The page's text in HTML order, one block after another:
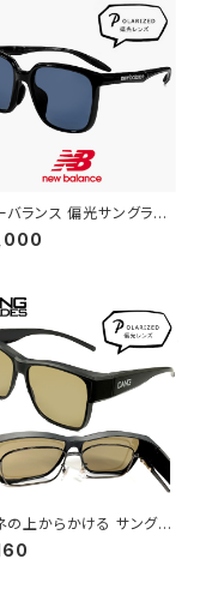
釣り ゴルフ ツーリング 自
車 運転用 メンズ レディー
セックス uvカット
バランス 偏光サングラス
c01p 偏光 スポー
グラス New Balance n
ア スクエア 型 軽量 メン
ィース ユニセックス モデ
ンド ブラック フレーム 偏
ズ
の上からかける サングラ
ダンシェイデ
オーバーグラス 偏光サン